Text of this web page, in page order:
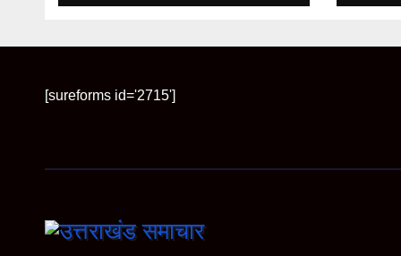
[sureforms id='2715']